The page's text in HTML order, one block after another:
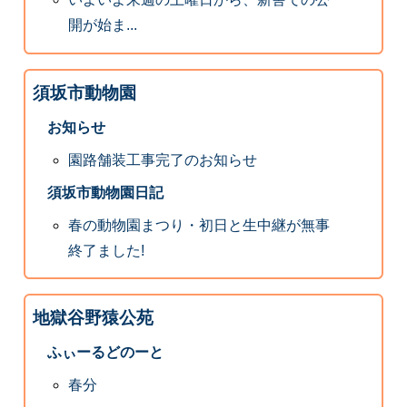
開が始ま...
須坂市動物園
お知らせ
園路舗装工事完了のお知らせ
須坂市動物園日記
春の動物園まつり・初日と生中継が無事
終了ました!
地獄谷野猿公苑
ふぃーるどのーと
春分